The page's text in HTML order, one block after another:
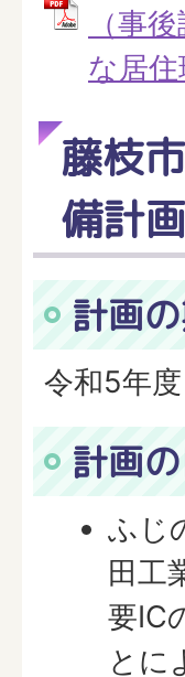
（事
な居
藤枝
備計画
計画
令和5年度
計画
ふじ
田工
要IC
とに